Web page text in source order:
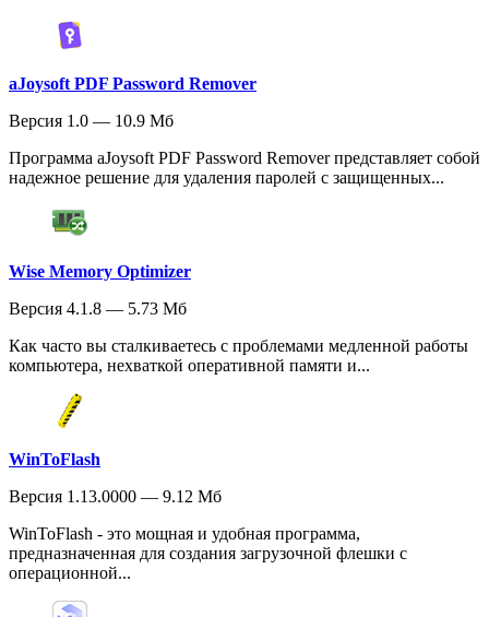
aJoysoft PDF Password Remover
Версия 1.0 — 10.9 Мб
Программа aJoysoft PDF Password Remover представляет собой
надежное решение для удаления паролей с защищенных...
Wise Memory Optimizer
Версия 4.1.8 — 5.73 Мб
Как часто вы сталкиваетесь с проблемами медленной работы
компьютера, нехваткой оперативной памяти и...
WinToFlash
Версия 1.13.0000 — 9.12 Мб
WinToFlash - это мощная и удобная программа,
предназначенная для создания загрузочной флешки с
операционной...